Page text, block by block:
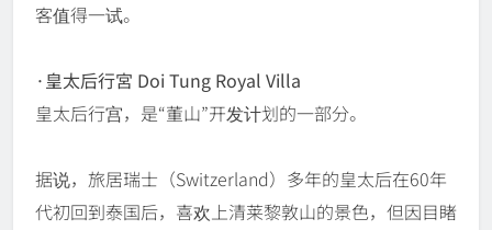
客值得一试。
·皇太后行宮 Doi Tung Royal Villa
皇太后行宫，是“董山”开发计划的一部分。
据说，旅居瑞士（Switzerland）多年的皇太后在60年
代初回到泰国后，喜欢上清莱黎敦山的景色，但因目睹